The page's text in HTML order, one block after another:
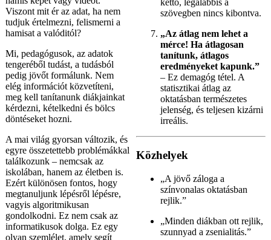
Viszont mit ér az adat, ha nem
tudjuk értelmezni, felismerni a
hamisat a valóditól?
Mi, pedagógusok, az adatok
tengeréből tudást, a tudásból
pedig jövőt formálunk. Nem
elég információt közvetíteni,
meg kell tanítanunk diákjainkat
kérdezni, kételkedni és bölcs
döntéseket hozni.
A mai világ gyorsan változik, és
egyre összetettebb problémákkal
találkozunk – nemcsak az
iskolában, hanem az életben is.
Ezért különösen fontos, hogy
megtanuljunk lépésről lépésre,
vagyis algoritmikusan
gondolkodni. Ez nem csak az
informatikusok dolga. Ez egy
olyan szemlélet, amely segít
kettő, legalábbis a
szövegben nincs kibontva.
„Az átlag nem lehet a
mérce! Ha átlagosan
tanítunk, átlagos
eredményeket kapunk.”
– Ez demagóg tétel. A
statisztikai átlag az
oktatásban természetes
jelenség, és teljesen kizárni
irreális.
Közhelyek
„A jövő záloga a
színvonalas oktatásban
rejlik.”
„Minden diákban ott rejlik,
szunnyad a zsenialitás.”